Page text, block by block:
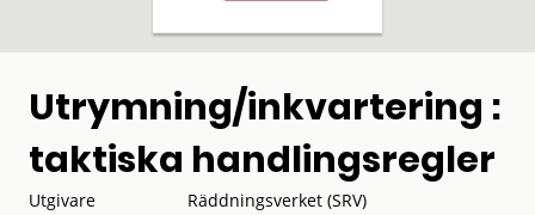
Utrymning/inkvartering :
taktiska handlingsregler
Utgivare
Räddningsverket (SRV)